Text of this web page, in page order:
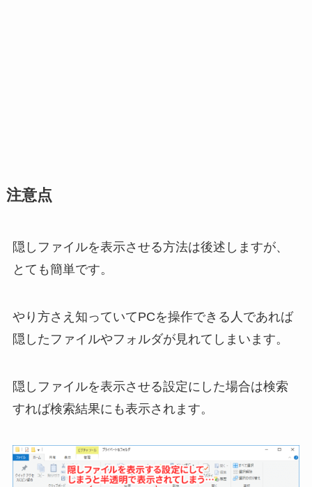
注意点
隠しファイルを表示させる方法は後述しますが、
とても簡単です。
やり方さえ知っていてPCを操作できる人であれば
隠したファイルやフォルダが見れてしまいます。
隠しファイルを表示させる設定にした場合は検索
すれば検索結果にも表示されます。